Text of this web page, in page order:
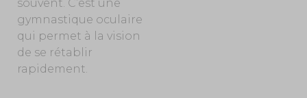
souvent. C’est une
gymnastique oculaire
qui permet à la vision
de se rétablir
rapidement.